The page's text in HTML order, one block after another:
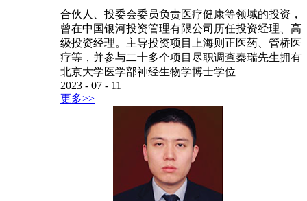
合伙人、投委会委员负责医疗健康等领域的投资，
曾在中国银河投资管理有限公司历任投资经理、高
级投资经理。主导投资项目上海则正医药、管桥医
疗等，并参与二十多个项目尽职调查秦瑞先生拥有
北京大学医学部神经生物学博士学位
2023 - 07 - 11
更多>>